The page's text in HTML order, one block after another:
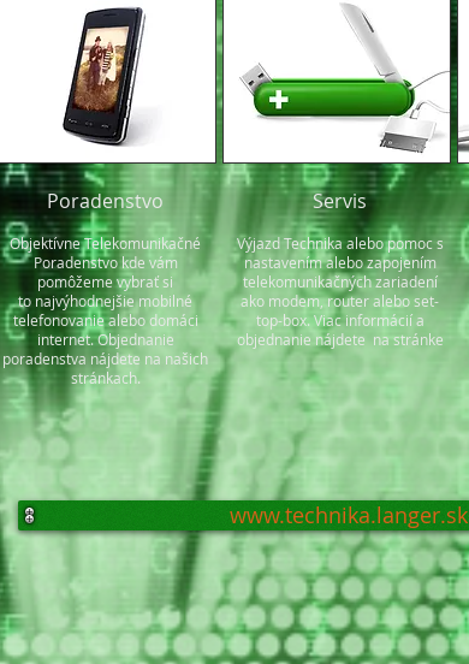
Poradenstvo
Objektívne Telekomunikačné
Poradenstvo kde vám
pomôžeme vybrať si
to najvýhodnejšie mobilné
telefonovanie alebo domáci
internet. Objednanie
poradenstva nájdete na našich
stránkach.
Servis
Výjazd Technika alebo pomoc s
nastavením alebo zapojením
telekomunikačných zariadení
ako modem, router alebo set-
top-box. Viac informácií a
objednanie nájdete na stránke
www.technika.langer.sk